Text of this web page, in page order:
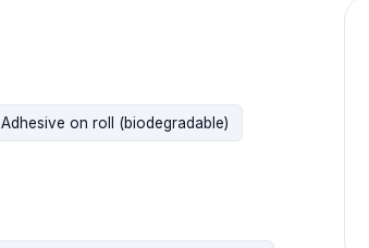
on roll (biodegradable)